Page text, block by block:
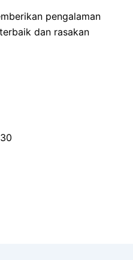
pengalaman
dan rasakan